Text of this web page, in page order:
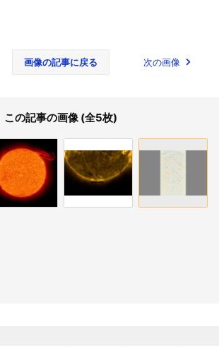
画像の記事に戻る 次の画像
この記事の画像 (全5枚)